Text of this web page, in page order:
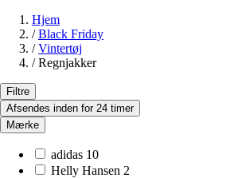
Hjem
/ Black Friday
/ Vintertøj
/ Regnjakker
Filtre
Afsendes inden for 24 timer
Mærke
adidas 10
Helly Hansen 2